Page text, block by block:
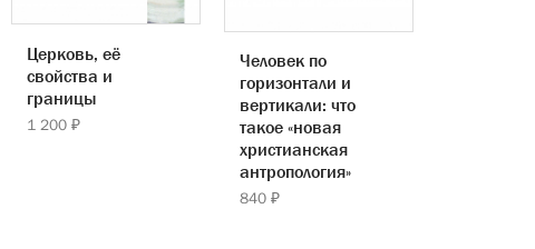
Церковь, её
свойства и
границы
1 200 ₽
Человек по
горизонтали и
вертикали: что
такое «новая
христианская
антропология»
840 ₽